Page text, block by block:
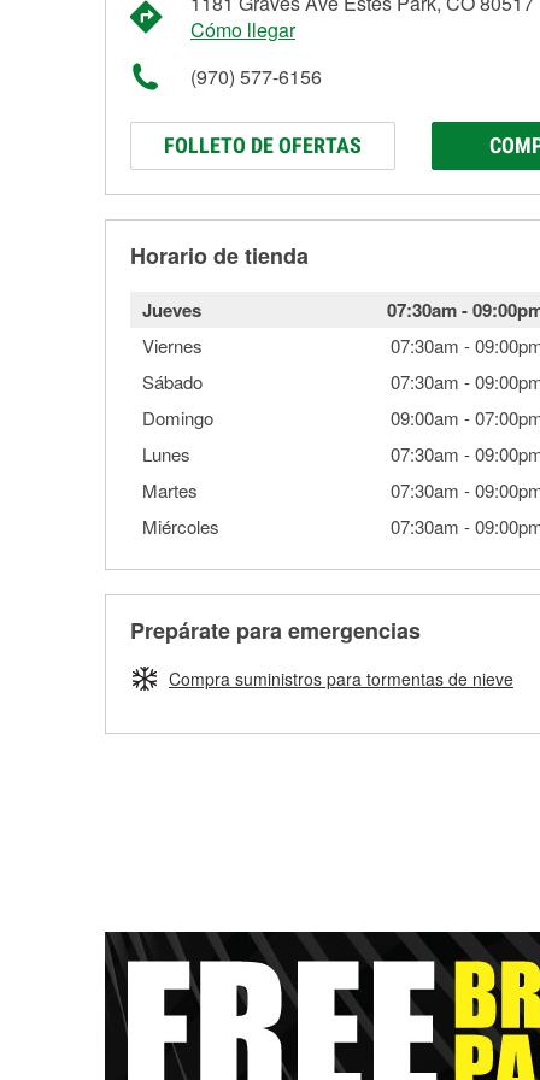
Cómo llegar
(970) 577-6156
FOLLETO DE OFERTAS
Horario de tienda
Jueves 07:30am-
Viernes 07:30am -
Sábado
07:30am -
Domingo
09:00am -
Lunes
07:30am -
Martes
07:30am -
Miércoles
07:30am -
Prepárate para emergencias
Compra suministros para tormentas de nieve